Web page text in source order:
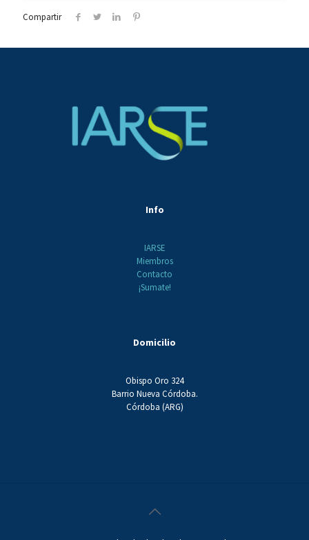
Compartir
Info
IARSE
Miembros
Contacto
¡Sumate!
Domicilio
Obispo Oro 324
Barrio Nueva Córdoba.
Córdoba (ARG)